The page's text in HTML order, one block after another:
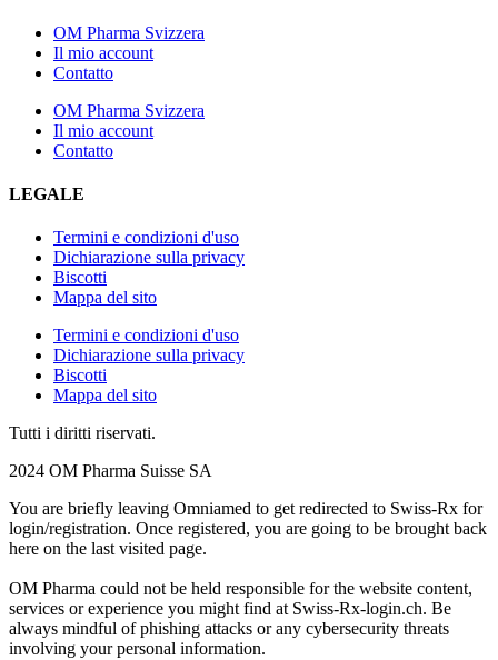
OM Pharma Svizzera
Il mio account
Contatto
OM Pharma Svizzera
Il mio account
Contatto
LEGALE
Termini e condizioni d'uso
Dichiarazione sulla privacy
Biscotti
Mappa del sito
Termini e condizioni d'uso
Dichiarazione sulla privacy
Biscotti
Mappa del sito
Tutti i diritti riservati.
2024 OM Pharma Suisse SA
You are briefly leaving Omniamed to get redirected to Swiss-Rx for
login/registration. Once registered, you are going to be brought back
here on the last visited page.
OM Pharma could not be held responsible for the website content,
services or experience you might find at Swiss-Rx-login.ch. Be
always mindful of phishing attacks or any cybersecurity threats
involving your personal information.